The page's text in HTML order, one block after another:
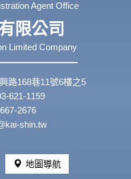
Agent Office
限公司
Limited Company
路168巷11號6樓之5
621-1159
2676
shin.tw
地圖導航